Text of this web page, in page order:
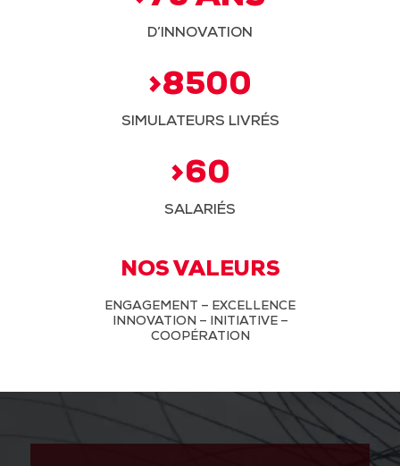
D’INNOVATION
>8500
SIMULATEURS LIVRÉS
>60
SALARIÉS
NOS VALEURS
ENGAGEMENT – EXCELLENCE
INNOVATION – INITIATIVE –
COOPÉRATION